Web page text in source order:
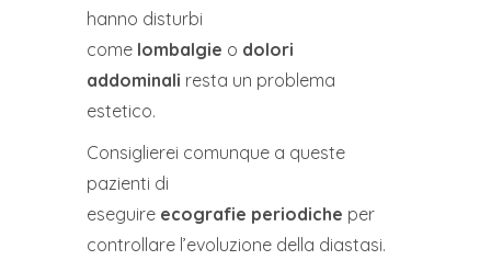
hanno disturbi
come lombalgie o dolori
addominali resta un problema
estetico.
Consiglierei comunque a queste
pazienti di
eseguire ecografie periodiche per
controllare l’evoluzione della diastasi.